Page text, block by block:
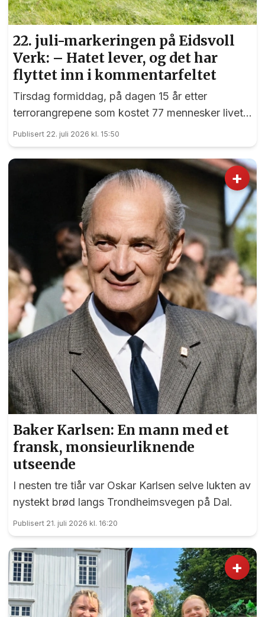
22. juli-markeringen på Eidsvoll
Verk: – Hatet lever, og det har
flyttet inn i kommentarfeltet
Tirsdag formiddag, på dagen 15 år etter
terrorangrepene som kostet 77 mennesker livet,
var det en sterk markering ved 22. juli-
monumentet på Eidsvoll Verk.
Publisert 22. juli 2026 kl. 15:50
+
Baker Karlsen: En mann med et
fransk, monsieurliknende
utseende
I nesten tre tiår var Oskar Karlsen selve lukten av
nystekt brød langs Trondheimsvegen på Dal.
Publisert 21. juli 2026 kl. 16:20
+